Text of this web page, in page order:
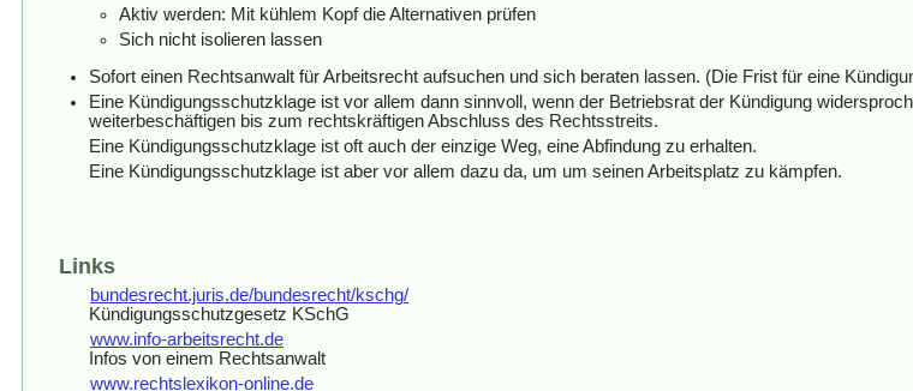
Aktiv werden: Mit kühlem Kopf die Alternativen prüfen
Sich nicht isolieren lassen
Sofort einen Rechtsanwalt für Arbeitsrecht aufsuchen und sich beraten lassen. (Die Frist für eine
Eine Kündigungsschutzklage ist vor allem dann sinnvoll, wenn der Betriebsrat der Kündigung
weiterbeschäftigen bis zum rechtskräftigen Abschluss des Rechtsstreits.
Eine Kündigungsschutzklage ist oft auch der einzige Weg, eine Abfindung zu erhalten.
Eine Kündigungsschutzklage ist aber vor allem dazu da, um um seinen Arbeitsplatz zu kämpfen.
Links
bundesrecht.juris.de/bundesrecht/kschg/
Kündigungsschutzgesetz KSchG
www.info-arbeitsrecht.de
Infos von einem Rechtsanwalt
www.rechtslexikon-online.de